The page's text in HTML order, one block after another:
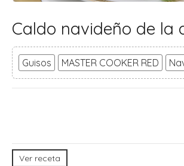
Caldo navideño de la
Guisos MASTER COOKER RED
Ver receta